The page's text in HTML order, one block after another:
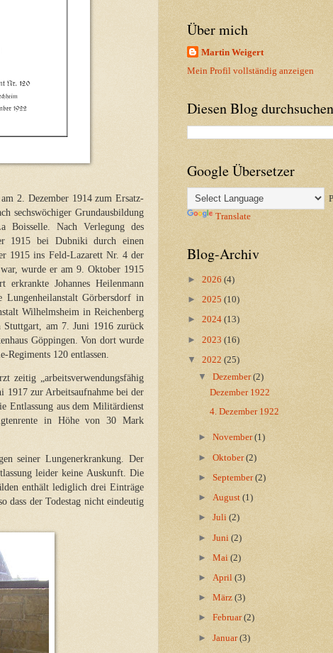
2. Dezember 1914 zum Ersatz-
sechswöchiger Grundausbildung
Boisselle. Nach Verlegung des
1915 bei Dubniki durch einen
1915 ins Feld-Lazarett Nr. 4 der
wurde er am 9. Oktober 1915
erkrankte Johannes Heilenmann
Görbersdorf in
Wilhelmsheim in Reichenberg
am 7. Juni 1916 zurück
Göppingen. Von dort wurde
120 entlassen.
zeitig „arbeitsverwendungsfähig
1917 zur Arbeitsaufnahme bei der
Entlassung aus dem Militärdienst
in Höhe von 30 Mark
seiner Lungenerkrankung. Der
leider keine Auskunft. Die
enthält lediglich drei Einträge
dass der Todestag nicht eindeutig
Über mich
Martin Weigert
Mein Profil vollständig anzeigen
Diesen Blog durchsuchen
Google Übersetzer
Translate
Blog-Archiv
► 2026 (4)
► 2025 (10)
► 2024 (13)
► 2023 (16)
▼ 2022 (25)
▼Dezember(2)
Dezember 1922
4. Dezember 1922
►November(1)
►Oktober(2)
►September(2)
►August(1)
►Juli(2)
►Juni(2)
►Mai(2)
► April(3)
►März(3)
►Februar(2)
►Januar(3)